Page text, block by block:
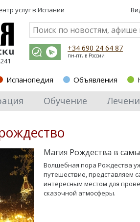
услуг в Испании
+34 690 24 64 87
пн-пт, в России
Испанопедия Объявления
Обучение
Магия Рождества в
Волшебная пора Рождества
путешествие, представляем
интересным местом для
сказочной атмосферы.